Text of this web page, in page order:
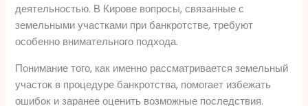
деятельностью. В Кирове вопросы, связанные с
земельными участками при банкротстве, требуют
особенно внимательного подхода.
Понимание того, как именно рассматривается земельный
участок в процедуре банкротства, помогает избежать
ошибок и заранее оценить возможные последствия.